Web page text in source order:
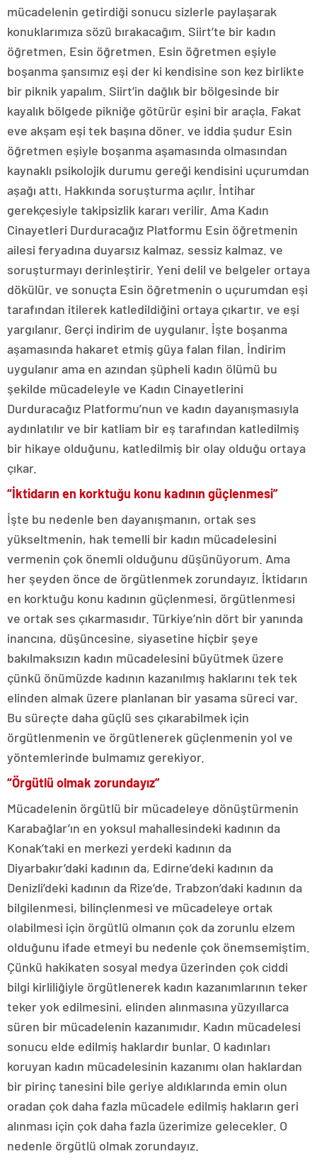
mücadelenin getirdiği sonucu sizlerle paylaşarak
konuklarımıza sözü bırakacağım. Siirt’te bir kadın
öğretmen, Esin öğretmen. Esin öğretmen eşiyle
boşanma şansımız eşi der ki kendisine son kez birlikte
bir piknik yapalım. Siirt’in dağlık bir bölgesinde bir
kayalık bölgede pikniğe götürür eşini bir araçla. Fakat
eve akşam eşi tek başına döner. ve iddia şudur Esin
öğretmen eşiyle boşanma aşamasında olmasından
kaynaklı psikolojik durumu gereği kendisini uçurumdan
aşağı attı. Hakkında soruşturma açılır. İntihar
gerekçesiyle takipsizlik kararı verilir. Ama Kadın
Cinayetleri Durduracağız Platformu Esin öğretmenin
ailesi feryadına duyarsız kalmaz, sessiz kalmaz. ve
soruşturmayı derinleştirir. Yeni delil ve belgeler ortaya
dökülür. ve sonuçta Esin öğretmenin o uçurumdan eşi
tarafından itilerek katledildiğini ortaya çıkartır. ve eşi
yargılanır. Gerçi indirim de uygulanır. İşte boşanma
aşamasında hakaret etmiş güya falan filan. İndirim
uygulanır ama en azından şüpheli kadın ölümü bu
şekilde mücadeleyle ve Kadın Cinayetlerini
Durduracağız Platformu’nun ve kadın dayanışmasıyla
aydınlatılır ve bir katliam bir eş tarafından katledilmiş
bir hikaye olduğunu, katledilmiş bir olay olduğu ortaya
çıkar.
“İktidarın en korktuğu konu kadının güçlenmesi”
İşte bu nedenle ben dayanışmanın, ortak ses
yükseltmenin, hak temelli bir kadın mücadelesini
vermenin çok önemli olduğunu düşünüyorum. Ama
her şeyden önce de örgütlenmek zorundayız. İktidarın
en korktuğu konu kadının güçlenmesi, örgütlenmesi
ve ortak ses çıkarmasıdır. Türkiye’nin dört bir yanında
inancına, düşüncesine, siyasetine hiçbir şeye
bakılmaksızın kadın mücadelesini büyütmek üzere
çünkü önümüzde kadının kazanılmış haklarını tek tek
elinden almak üzere planlanan bir yasama süreci var.
Bu süreçte daha güçlü ses çıkarabilmek için
örgütlenmenin ve örgütlenerek güçlenmenin yol ve
yöntemlerinde bulmamız gerekiyor.
“Örgütlü olmak zorundayız”
Mücadelenin örgütlü bir mücadeleye dönüştürmenin
Karabağlar’ın en yoksul mahallesindeki kadının da
Konak’taki en merkezi yerdeki kadının da
Diyarbakır’daki kadının da, Edirne’deki kadının da
Denizli’deki kadının da Rize’de, Trabzon’daki kadının da
bilgilenmesi, bilinçlenmesi ve mücadeleye ortak
olabilmesi için örgütlü olmanın çok da zorunlu elzem
olduğunu ifade etmeyi bu nedenle çok önemsemiştim.
Çünkü hakikaten sosyal medya üzerinden çok ciddi
bilgi kirliliğiyle örgütlenerek kadın kazanımlarının teker
teker yok edilmesini, elinden alınmasına yüzyıllarca
süren bir mücadelenin kazanımıdır. Kadın mücadelesi
sonucu elde edilmiş haklardır bunlar. O kadınları
koruyan kadın mücadelesinin kazanımı olan haklardan
bir pirinç tanesini bile geriye aldıklarında emin olun
oradan çok daha fazla mücadele edilmiş hakların geri
alınması için çok daha fazla üzerimize gelecekler. O
nedenle örgütlü olmak zorundayız.